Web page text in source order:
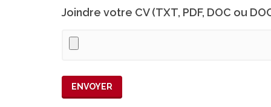
Joindre votre CV (TXT, PDF, DOC ou